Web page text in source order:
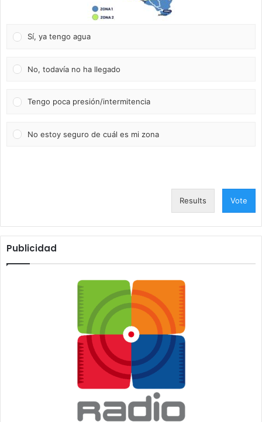
Sí, ya tengo agua
No, todavía no ha llegado
Tengo poca presión/intermitencia
No estoy seguro de cuál es mi zona
Results Vote
Publicidad